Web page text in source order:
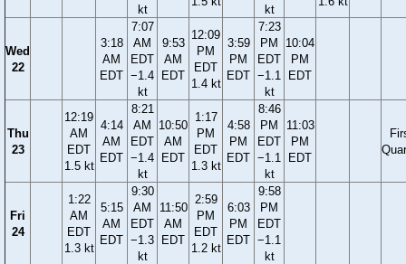
kt
kt
Wed
22
3:18
AM
EDT
7:07
AM
EDT
−1.4
kt
9:53
AM
EDT
12:09
PM
EDT
1.4 kt
3:59
PM
EDT
7:23
PM
EDT
−1.1
kt
10:04
PM
EDT
Thu
23
12:19
AM
EDT
1.5 kt
4:14
AM
EDT
8:21
AM
EDT
−1.4
kt
10:50
AM
EDT
1:17
PM
EDT
1.3 kt
4:58
PM
EDT
8:46
PM
EDT
−1.1
kt
11:03
PM
EDT
Fri
24
1:22
AM
EDT
1.3 kt
5:15
AM
EDT
9:30
AM
EDT
−1.3
kt
11:50
AM
EDT
2:59
PM
EDT
1.2 kt
6:03
PM
EDT
9:58
PM
EDT
−1.1
kt